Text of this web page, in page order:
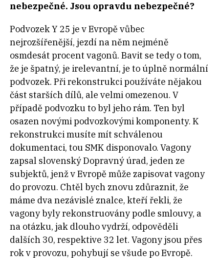
nebezpečné. Jsou opravdu nebezpečné?
Podvozek Y 25 je v Evropě vůbec
nejrozšířenější, jezdí na něm nejméně
osmdesát procent vagonů. Bavit se tedy o tom,
že je špatný, je irelevantní, je to úplně normální
podvozek. Při rekonstrukci používáte nějakou
část starších dílů, ale velmi omezenou. V
případě podvozku to byl jeho rám. Ten byl
osazen novými podvozkovými komponenty. K
rekonstrukci musíte mít schválenou
dokumentaci, tou SMK disponovalo. Vagony
zapsal slovenský Dopravný úrad, jeden ze
subjektů, jenž v Evropě může zapisovat vagony
do provozu. Chtěl bych znovu zdůraznit, že
máme dva nezávislé znalce, kteří řekli, že
vagony byly rekonstruovány podle smlouvy, a
na otázku, jak dlouho vydrží, odpověděli
dalších 30, respektive 32 let. Vagony jsou přes
rok v provozu, pohybují se všude po Evropě.